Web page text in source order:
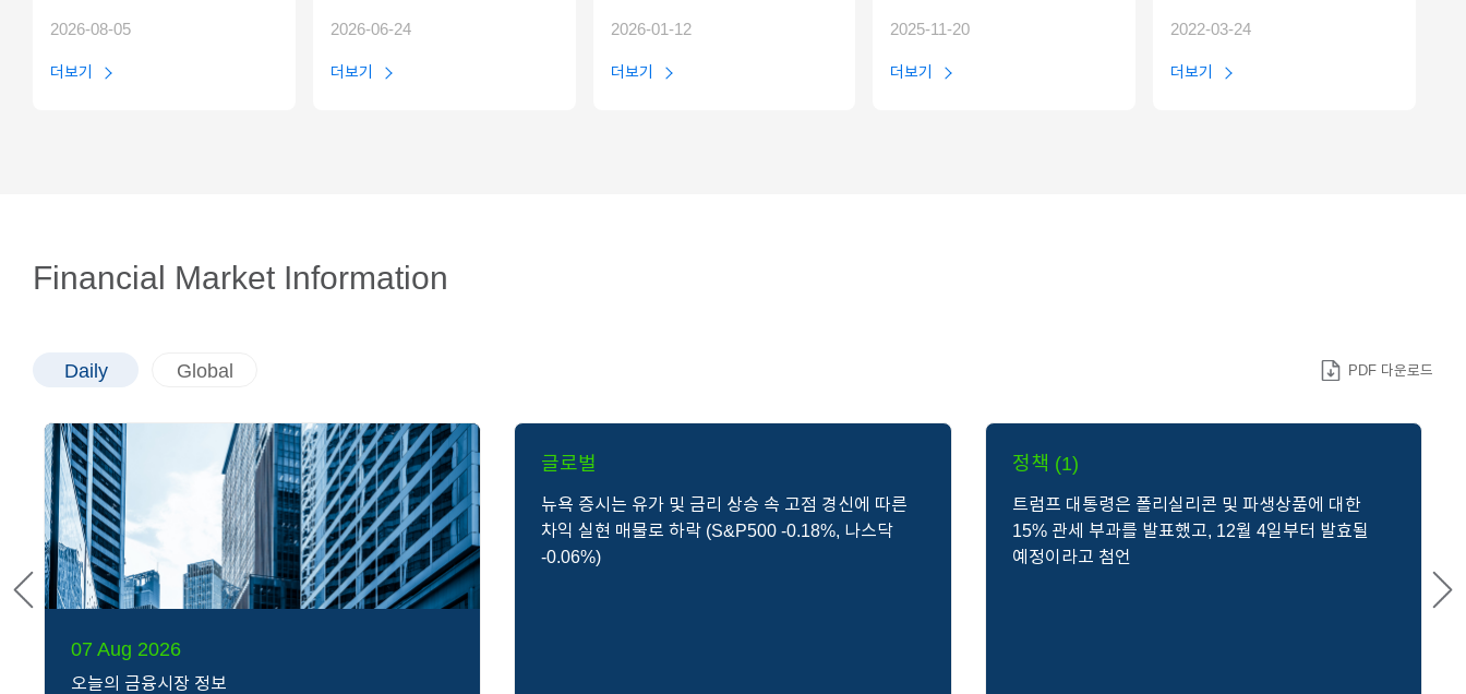
2026-08-05
더보기
2026-06-24
더보기
2026-01-12
더보기
2025-11-20
더보기
2022-03-24
더보기
Financial Market Information
Daily Global PDF 다운로드
07 Aug 2026
오늘의 금융시장 정보
글로벌
뉴욕 증시는 유가 및 금리 상승 속 고점 경신에 따른
차익 실현 매물로 하락 (S&P500 -0.18%, 나스닥
-0.06%)
정책 (1)
트럼프 대통령은 폴리실리콘 및 파생상품에 대한
15% 관세 부과를 발표했고, 12월 4일부터 발효될
예정이라고 첨언